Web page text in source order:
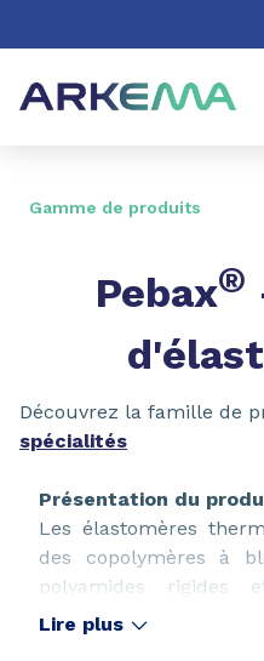
Aller à la recherche
Gamme de produits
Pebax®
Découvrez la famille de
spécialités
Présentation du
Les élastomères
des copolymères à
polyamides rigides
souples. Ces
Lire plus